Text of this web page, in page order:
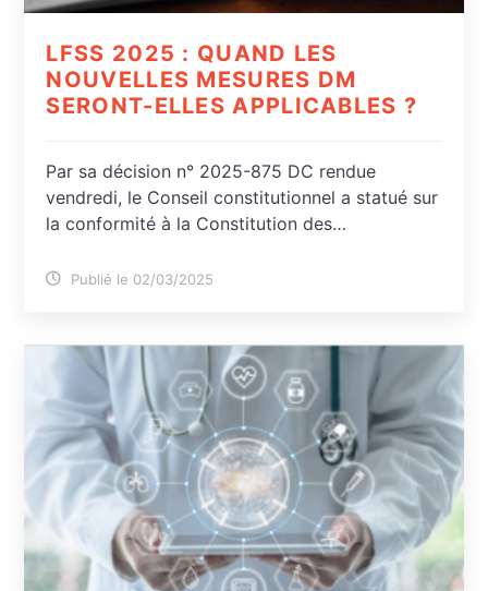
LFSS 2025 : QUAND LES
NOUVELLES MESURES DM
SERONT-ELLES APPLICABLES ?
Par sa décision n° 2025-875 DC rendue
vendredi, le Conseil constitutionnel a statué sur
la conformité à la Constitution des…
Publié le 02/03/2025